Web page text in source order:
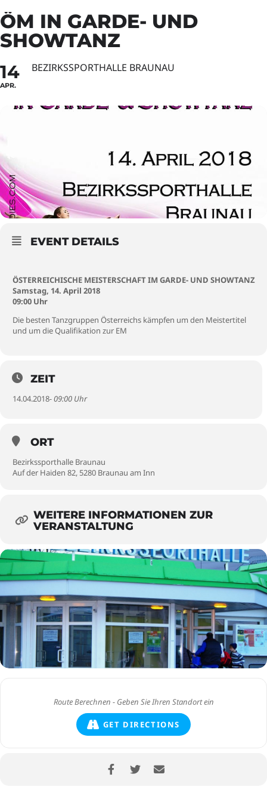
ÖM IN GARDE- UND
SHOWTANZ
14
APR.
BEZIRKSSPORTHALLE BRAUNAU
EVENT DETAILS
ÖSTERREICHISCHE MEISTERSCHAFT IM GARDE- UND SHOWTANZ
Samstag, 14. April 2018
09:00 Uhr
Die besten Tanzgruppen Österreichs kämpfen um den Meistertitel
und um die Qualifikation zur EM
ZEIT
14.04.2018- 09:00 Uhr
ORT
Bezirkssporthalle Braunau
Auf der Haiden 82, 5280 Braunau am Inn
WEITERE INFORMATIONEN ZUR
VERANSTALTUNG
GET DIRECTIONS